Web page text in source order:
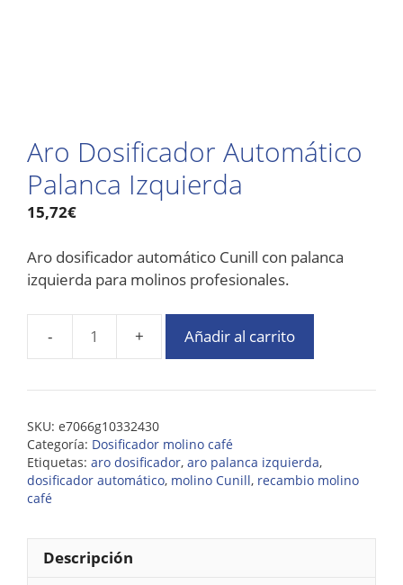
Aro Dosificador Automático
Palanca Izquierda
15,72€
Aro dosificador automático Cunill con palanca
izquierda para molinos profesionales.
Añadir al carrito
SKU: e7066g10332430
Categoría: Dosificador molino café
Etiquetas: aro dosificador, aro palanca izquierda,
dosificador automático, molino Cunill, recambio molino
café
Descripción